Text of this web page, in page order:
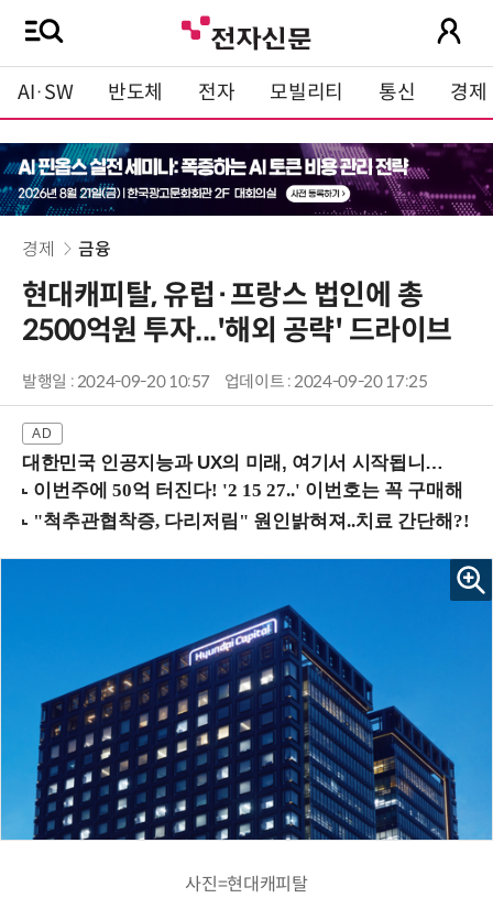
AI·SW 반도체 전자 모빌리티 통신 경제
경제 금융
현대캐피탈, 유럽·프랑스 법인에 총
2500억원 투자...'해외 공략' 드라이브
발행일 : 2024-09-20 10:57 업데이트 : 2024-09-20 17:25
대한민국 인공지능과 UX의 미래, 여기서 시작됩니다! (9/2 강남역)
사진=현대캐피탈